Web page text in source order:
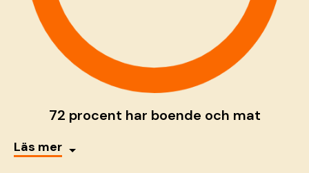
72 procent har boende och mat
Läs mer